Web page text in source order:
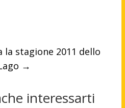
la stagione 2011 dello
→
interessarti